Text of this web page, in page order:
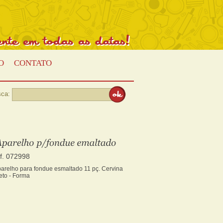
CONTATO
072998
para fondue esmaltado 11 pç. Cervina
- Forma